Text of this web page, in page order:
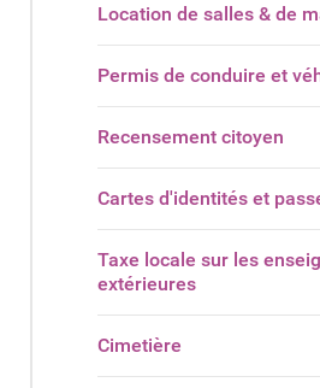
Location de salles & de
Permis de conduire et
Recensement citoyen
Cartes d'identités et
Taxe locale sur les
extérieures
Cimetière